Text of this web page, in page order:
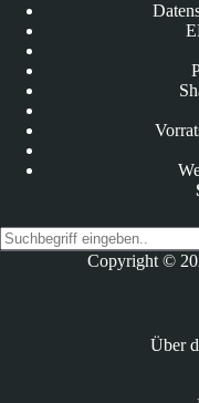
Copyright ©
Über